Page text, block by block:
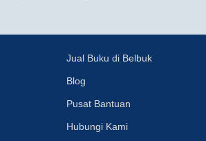
Jual Buku di Belbuk
Blog
Pusat Bantuan
Hubungi Kami